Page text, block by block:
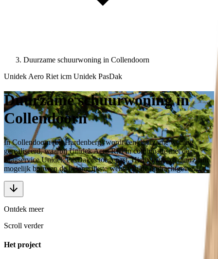
Duurzame schuurwoning in Collendoorn
Unidek Aero Riet icm Unidek PasDak
Duurzame schuurwoning in
Collendoorn
In Collendoorn (bij Hardenberg) wordt een duurzame woning
gerealiseerd, waarbij Unidek Aero Riet in combinatie met de
zaagservice Unidek PasDak is toegepast. Hierbij was zo duurzaam
mogelijk bouwen de belangrijkste wens van de opdrachtgever.
Ontdek meer
Scroll verder
Het project